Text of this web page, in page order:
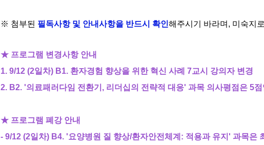
※ 첨부된 필독사항 및 안내사항을 반드시 확인해주시기 바라며, 미숙지
★ 프로그램 변경사항 안내
1. 9/12 (2일차) B1. 환자경험 향상을 위한 혁신 사례 ​ 7교시 강의자 변경
2. B2. '의료패러다임 전환기, 리더십의 전략적 대응' 과목 의사평점은 5
★ 프로그램 폐강 안내
- 9/12 (2일차) B4. '요양병원 질 향상/환자안전체계: 적용과 유지' 과목은